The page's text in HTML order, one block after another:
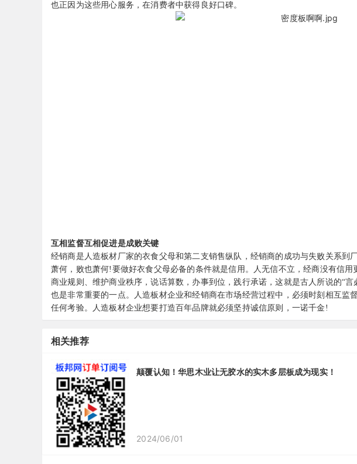
也正因为这些用心服务，在消费者中获得良好口碑。
互相监督互相促进是成败关键
经销商是人造板材厂家的衣食父母和第二支销售纵队，经销商的成功与失败关系到
萧何，败也萧何!要做好衣食父母必备的条件就是信用。人无信不立，经商没有信
商业规则、维护商业秩序，说话算数，办事到位，践行承诺，这就是古人所说的“
也是非常重要的一点。人造板材企业和经销商在市场经营过程中，必须时刻相互监
任何考验。人造板材企业想要打造百年品牌就必须坚持诚信原则，一诺千金!
相关推荐
颠覆认知！华思木业让无胶水的实木多层板成为现实！
2024/06/01